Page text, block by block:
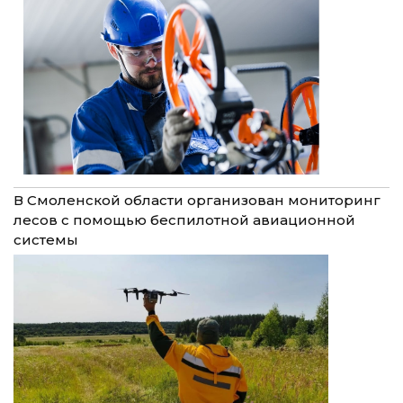
В Смоленской области организован мониторинг
лесов с помощью беспилотной авиационной
системы